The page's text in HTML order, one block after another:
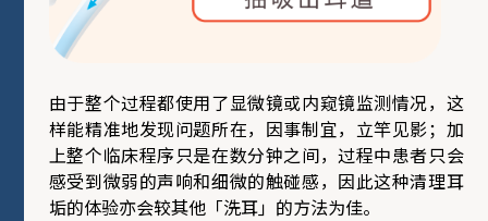
由于整个过程都使用了显微镜或内窥镜监测情况，这
样能精准地发现问题所在，因事制宜，立竿见影；加
上整个临床程序只是在数分钟之间，过程中患者只会
感受到微弱的声响和细微的触碰感，因此这种清理耳
垢的体验亦会较其他「洗耳」的方法为佳。